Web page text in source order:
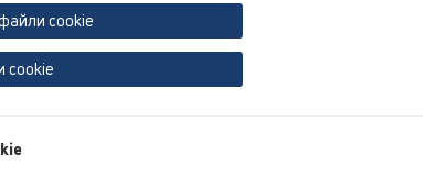
информация
файли cookie
cookie